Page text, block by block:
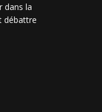
dans la
débattre